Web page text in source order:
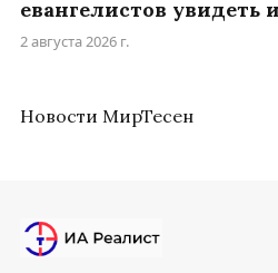
евангелистов увидеть
2 августа 2026 г.
Новости МирТесен